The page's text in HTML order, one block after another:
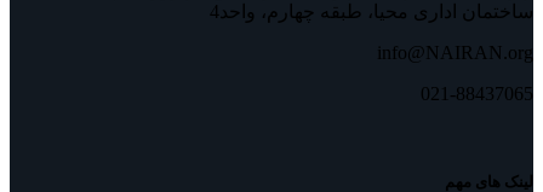
ساختمان اداری محیا، طبقه چهارم، واحد4
info@NAIRAN.org
021-88437065
لینک های مهم